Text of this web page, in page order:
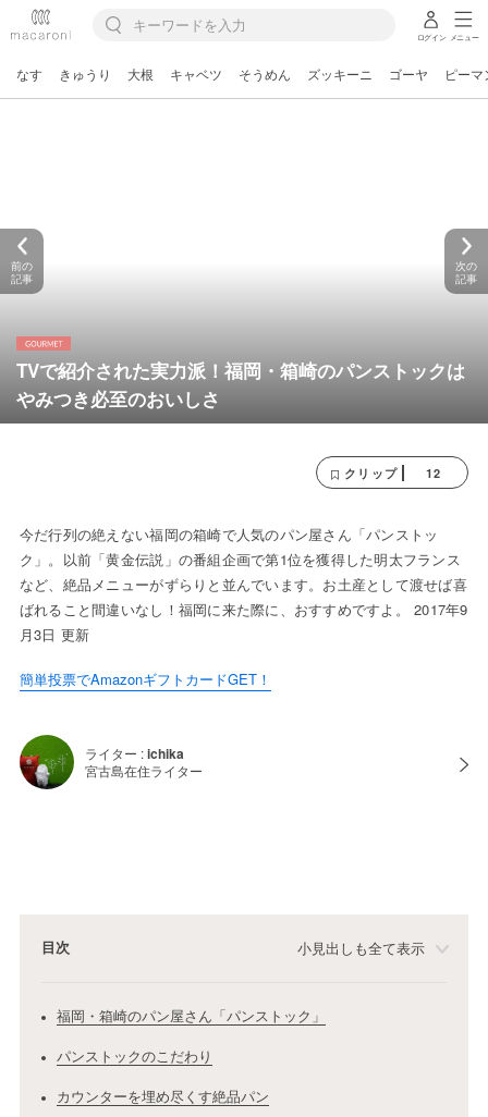
ログイン メニュー
なす きゅうり 大根 キャベツ そうめん ズッキーニ ゴーヤ ピーマ
TVで紹介された実力派！福岡・箱崎のパンストックは
やみつき必至のおいしさ
前の
記事
次の
記事
クリップ 12
今だ行列の絶えない福岡の箱崎で人気のパン屋さん「パンストッ
ク」。以前「黄金伝説」の番組企画で第1位を獲得した明太フランス
など、絶品メニューがずらりと並んでいます。お土産として渡せば喜
ばれること間違いなし！福岡に来た際に、おすすめですよ。 2017年9
月3日 更新
簡単投票でAmazonギフトカードGET！
ライター :ichika
宮古島在住ライター
目次 小見出しも全て表示
福岡・箱崎のパン屋さん「パンストック」
パンストックのこだわり
カウンターを埋め尽くす絶品パン